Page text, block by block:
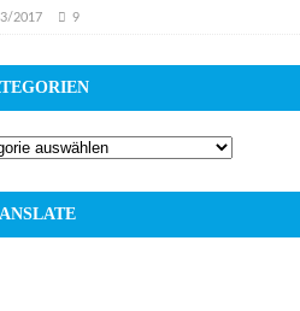
2017 9